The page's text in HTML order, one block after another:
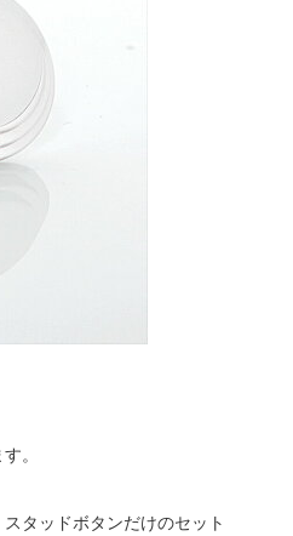
。
タッドボタンだけのセット